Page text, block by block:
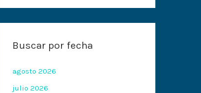
Buscar por fecha
agosto 2026
julio 2026